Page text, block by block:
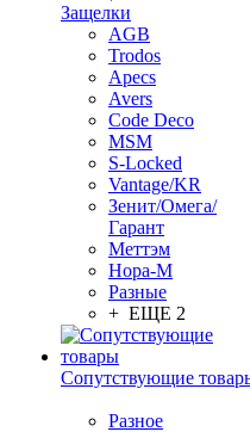
Защелки
AGB
Trodos
Apecs
Avers
Code Deco
MSM
S-Locked
Vantage/KR
Зенит/Омега/
Гарант
Меттэм
Нора-М
Разные
+ ЕЩЕ 2
Сопутствующие
Разное